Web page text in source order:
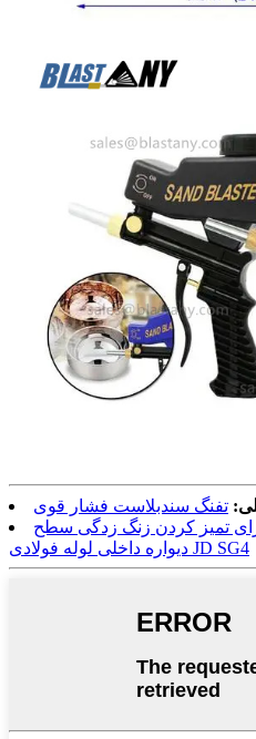
تمیز کردن زنگ زدگی سطح
دیواره داخلی لوله فولادی JD SG4